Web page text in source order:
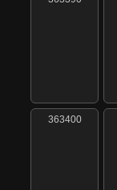
363400